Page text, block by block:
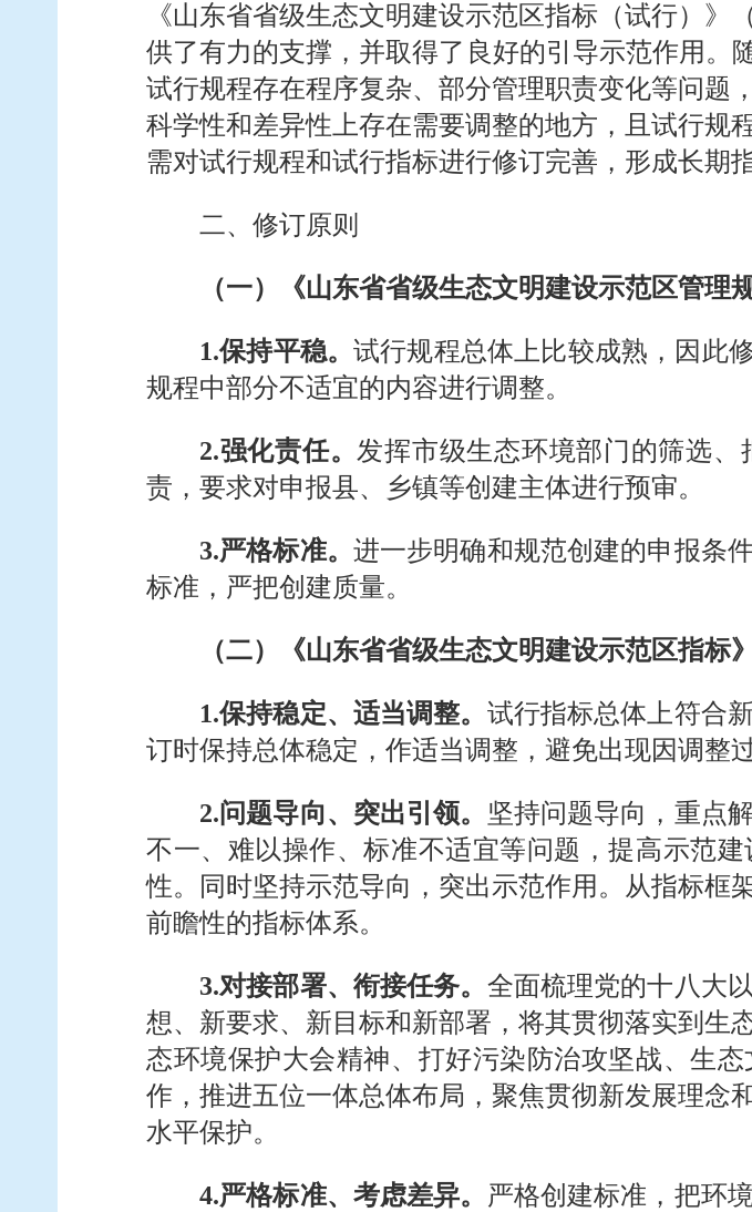
《山东省省级生态文明建设示范区指标（试行）
供了有力的支撑，并取得了良好的引导示范作用。
试行规程存在程序复杂、部分管理职责变化等问题
科学性和差异性上存在需要调整的地方，且试行规
需对试行规程和试行指标进行修订完善，形成长期
二、修订原则
（一）《山东省省级生态文明建设示范区管理
1.保持平稳。试行规程总体上比较成熟，因此
规程中部分不适宜的内容进行调整。
2.强化责任。 发挥市级生态环境部门的筛选
责，要求对申报县、乡镇等创建主体进行预审。
3.严格标准。 进一步明确和规范创建的申报条
标准，严把创建质量。
（二）《山东省省级生态文明建设示范区指标》
1.保持稳定、适当调整。 试行指标总体上符合
订时保持总体稳定，作适当调整，避免出现因调整
2.问题导向、突出引领。 坚持问题导向，重点
不一、难以操作、标准不适宜等问题，提高示范
性。同时坚持示范导向，突出示范作用。从指标框
前瞻性的指标体系。
3.对接部署、衔接任务。 全面梳理党的十八大
想、新要求、新目标和新部署，将其贯彻落实到生
态环境保护大会精神、打好污染防治攻坚战、生
作，推进五位一体总体布局，聚焦贯彻新发展理念
水平保护。
4.严格标准、考虑差异。
严格创建标准，把环